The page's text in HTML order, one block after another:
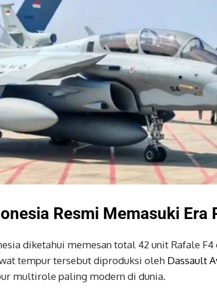
Resmi Memasuki Era
diketahui memesan total 42 unit Rafale
tempur tersebut diproduksi oleh Dassault
multirole paling modern di dunia.